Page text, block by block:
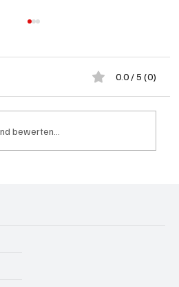
0.0 / 5 (0)
bewerten...